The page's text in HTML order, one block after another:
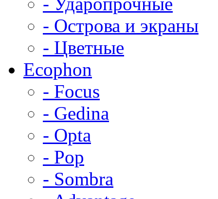
- Острова и экраны
- Цветные
Ecophon
- Focus
- Gedina
- Opta
- Pop
- Sombra